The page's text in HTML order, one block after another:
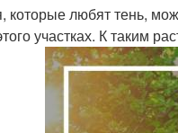
которые любят тень,
участках. К таким